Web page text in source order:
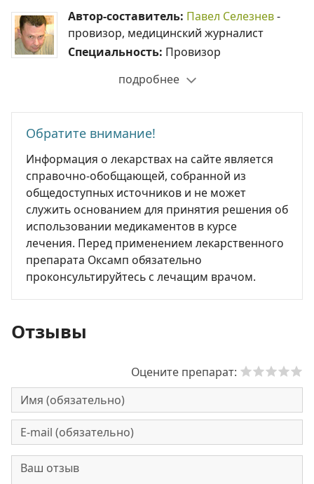
Автор-составитель: Павел Селезнев-
провизор, медицинский журналист
Специальность: Провизор
подробнее
Обратите внимание!
Информация о лекарствах на сайте является
справочно-обобщающей, собранной из
общедоступных источников и не может
служить основанием для принятия решения об
использовании медикаментов в курсе
лечения. Перед применением лекарственного
препарата Оксамп обязательно
проконсультируйтесь с лечащим врачом.
Отзывы
Оцените препарат: